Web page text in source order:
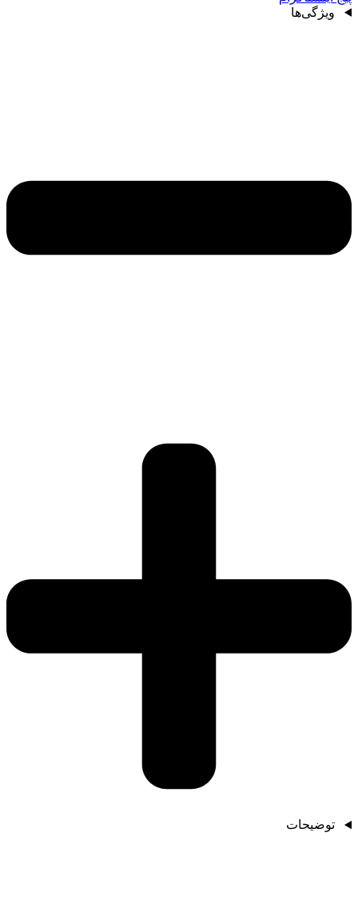
ویژگی‌ها
توضیحات